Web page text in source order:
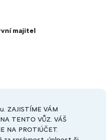
majitel
ZAJISTÍME VÁM
TENTO VŮZ. VÁŠ
NA PROTIÚČET.